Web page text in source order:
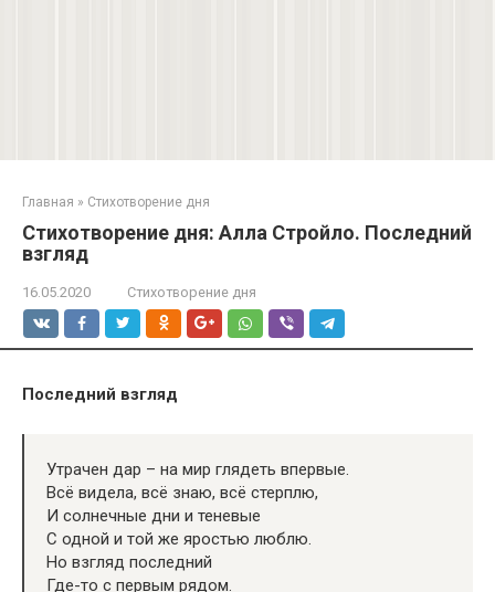
Главная » Стихотворение дня
Стихотворение дня: Алла Стройло. Последний
взгляд
16.05.2020 Стихотворение дня
Последний взгляд
Утрачен дар – на мир глядеть впервые.
Всё видела, всё знаю, всё стерплю,
И солнечные дни и теневые
С одной и той же яростью люблю.
Но взгляд последний
Где-то с первым рядом.